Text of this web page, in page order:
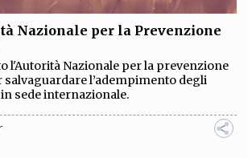
Nazionale per la Prevenzione
l'Autorità Nazionale per la prevenzione
l’adempimento degli
sede internazionale.